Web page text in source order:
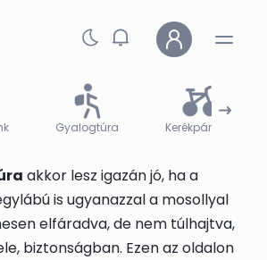
Gyalogtúra Kerékpártúra
akkor lesz igazán jó, ha a
is ugyanazzal a mosollyal
elfáradva, de nem túlhajtva,
biztonságban. Ezen az oldalon